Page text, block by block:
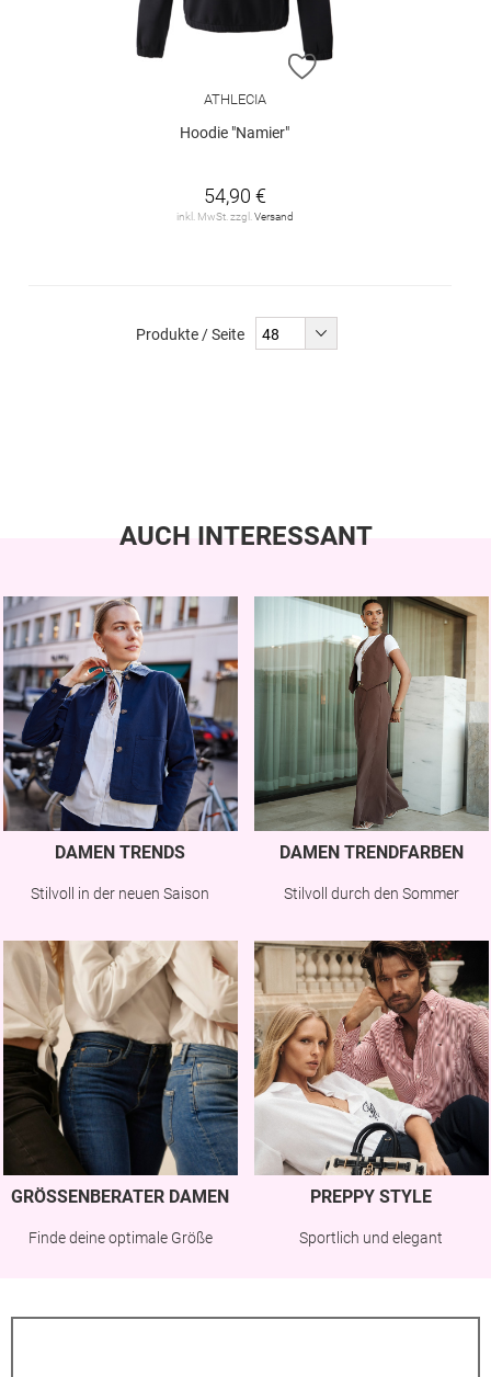
ZUR WUNSCHLISTE
ATHLECIA
Hoodie "Namier"
54,90 €
inkl. MwSt. zzgl. Versand
Produkte / Seite
AUCH INTERESSANT
DAMEN TRENDS
Stilvoll in der neuen Saison
DAMEN TRENDFARBEN
Stilvoll durch den Sommer
GRÖSSENBERATER DAMEN
Finde deine optimale Größe
PREPPY STYLE
Sportlich und elegant